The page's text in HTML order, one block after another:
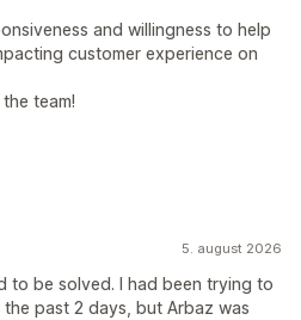
and willingness to help
customer experience on
team!
5. august 2026
to be solved. I had been trying to
past 2 days, but Arbaz was